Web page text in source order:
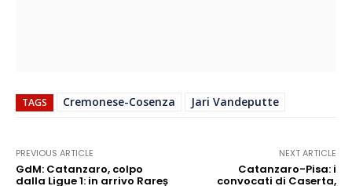
TAGS Cremonese-Cosenza Jari Vandeputte
PREVIOUS ARTICLE
GdM: Catanzaro, colpo
dalla Ligue 1: in arrivo Rareș
NEXT ARTICLE
Catanzaro-Pisa: i
convocati di Caserta,